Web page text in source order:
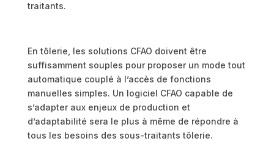
traitants.
En tôlerie, les solutions CFAO doivent être
suffisamment souples pour proposer un mode tout
automatique couplé à l’accès de fonctions
manuelles simples. Un logiciel CFAO capable de
s’adapter aux enjeux de production et
d’adaptabilité sera le plus à même de répondre à
tous les besoins des sous-traitants tôlerie.